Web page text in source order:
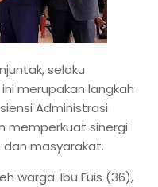
selaku
merupakan langkah
Administrasi
memperkuat sinergi
masyarakat.
warga. Ibu Euis (36),